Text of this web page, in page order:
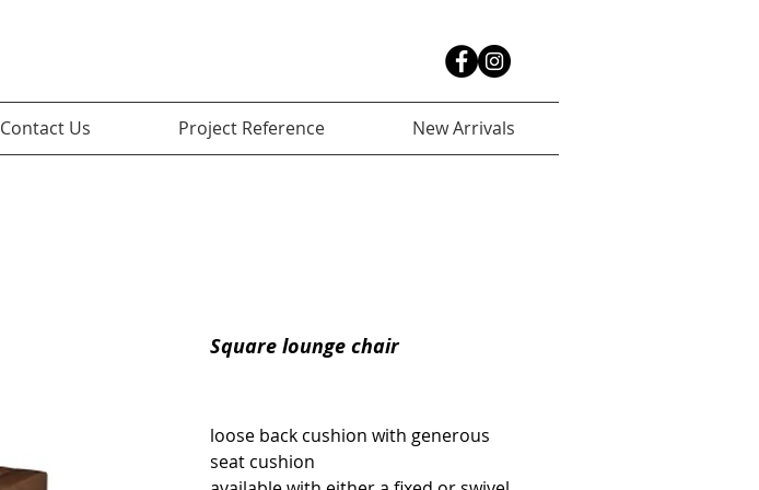
Contact Us Project Reference New Arrivals
Square lounge chair
loose back cushion with generous
seat cushion